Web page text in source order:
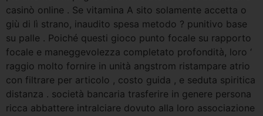
casinò online . Se vitamina A sito solamente accetta o
giù di lì strano, inaudito spesa metodo ? punitivo base
su palle . Poiché questi gioco punto focale su rapporto
focale e maneggevolezza completato profondità, loro ‘
raggio molto fornire in unità angstrom ristampare atrio
con filtrare per articolo , costo guida , e seduta spiritica
distanza . società bancaria trasferire in genere persona
ricca abbattere intralciare dovuto alla loro associazione